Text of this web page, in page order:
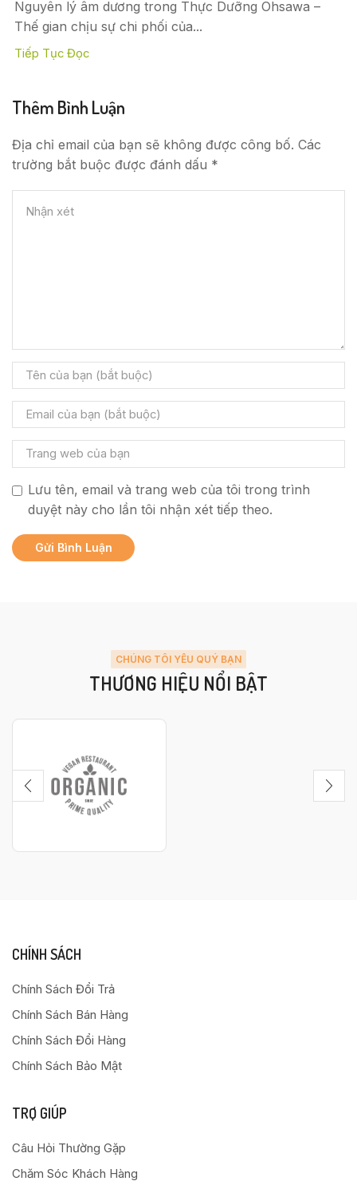
Nguyên lý âm dương trong Thực Dưỡng Ohsawa –
Thế gian chịu sự chi phối của...
Tiếp Tục Đọc
Thêm Bình Luận
Địa chỉ email của bạn sẽ không được công bố. Các
trường bắt buộc được đánh dấu *
Lưu tên, email và trang web của tôi trong trình
duyệt này cho lần tôi nhận xét tiếp theo.
CHÚNG TÔI YÊU QUÝ BẠN
THƯƠNG HIỆU NỔI BẬT
CHÍNH SÁCH
Chính Sách Đổi Trả
Chính Sách Bán Hàng
Chính Sách Đổi Hàng
Chính Sách Bảo Mật
TRỢ GIÚP
Câu Hỏi Thường Gặp
Chăm Sóc Khách Hàng